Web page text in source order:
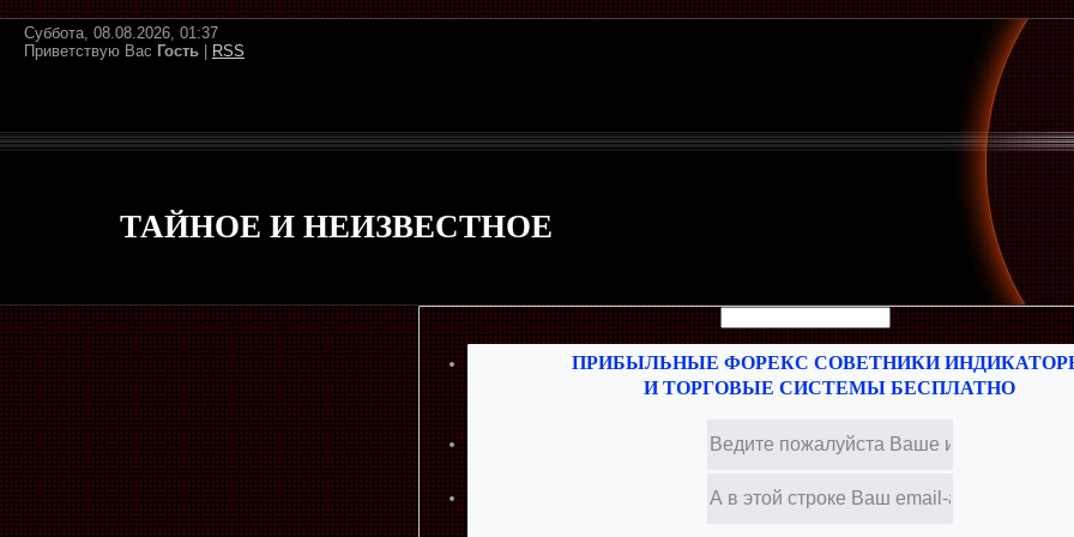
Суббота, 08.08.2026, 01:37
Приветствую Вас Гость RSS
ТАЙНОЕ И НЕИЗВЕСТНОЕ
ПРИБЫЛЬНЫЕ ФОРЕКС СОВЕТНИКИ
И ТОРГОВЫЕ СИСТЕМЫ БЕСПЛАТНО